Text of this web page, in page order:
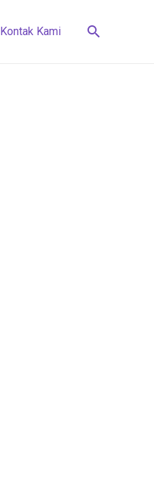
Kontak Kami search